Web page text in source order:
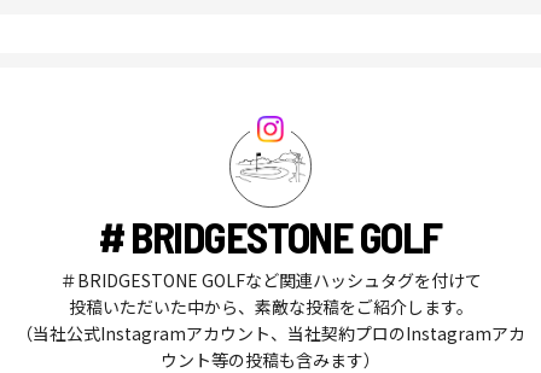
# BRIDGESTONE GOLF
＃BRIDGESTONE GOLFなど関連ハッシュタグを付けて
投稿いただいた中から、素敵な投稿をご紹介します。
（当社公式Instagramアカウント、当社契約プロのInstagramアカ
ウント等の投稿も含みます）